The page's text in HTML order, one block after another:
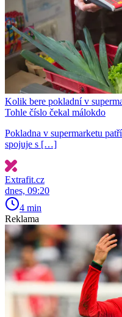
Kolik bere pokladní v
Tohle číslo čekal málokdo
Pokladna v supermarketu
spojuje s […]
Extrafit.cz
dnes, 09:20
4 min
Reklama